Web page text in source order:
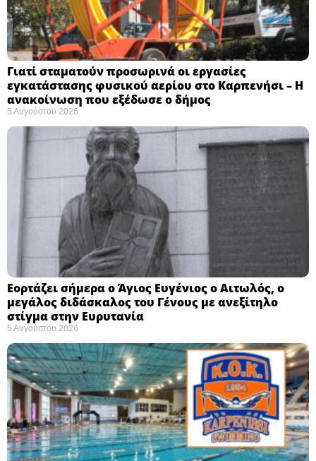
Γιατί σταματούν προσωρινά οι εργασίες
εγκατάστασης φυσικού αερίου στο Καρπενήσι – Η
ανακοίνωση που εξέδωσε ο δήμος
5 Αυγούστου 2026
Εορτάζει σήμερα ο Άγιος Ευγένιος ο Αιτωλός, ο
μεγάλος διδάσκαλος του Γένους με ανεξίτηλο
στίγμα στην Ευρυτανία
5 Αυγούστου 2026